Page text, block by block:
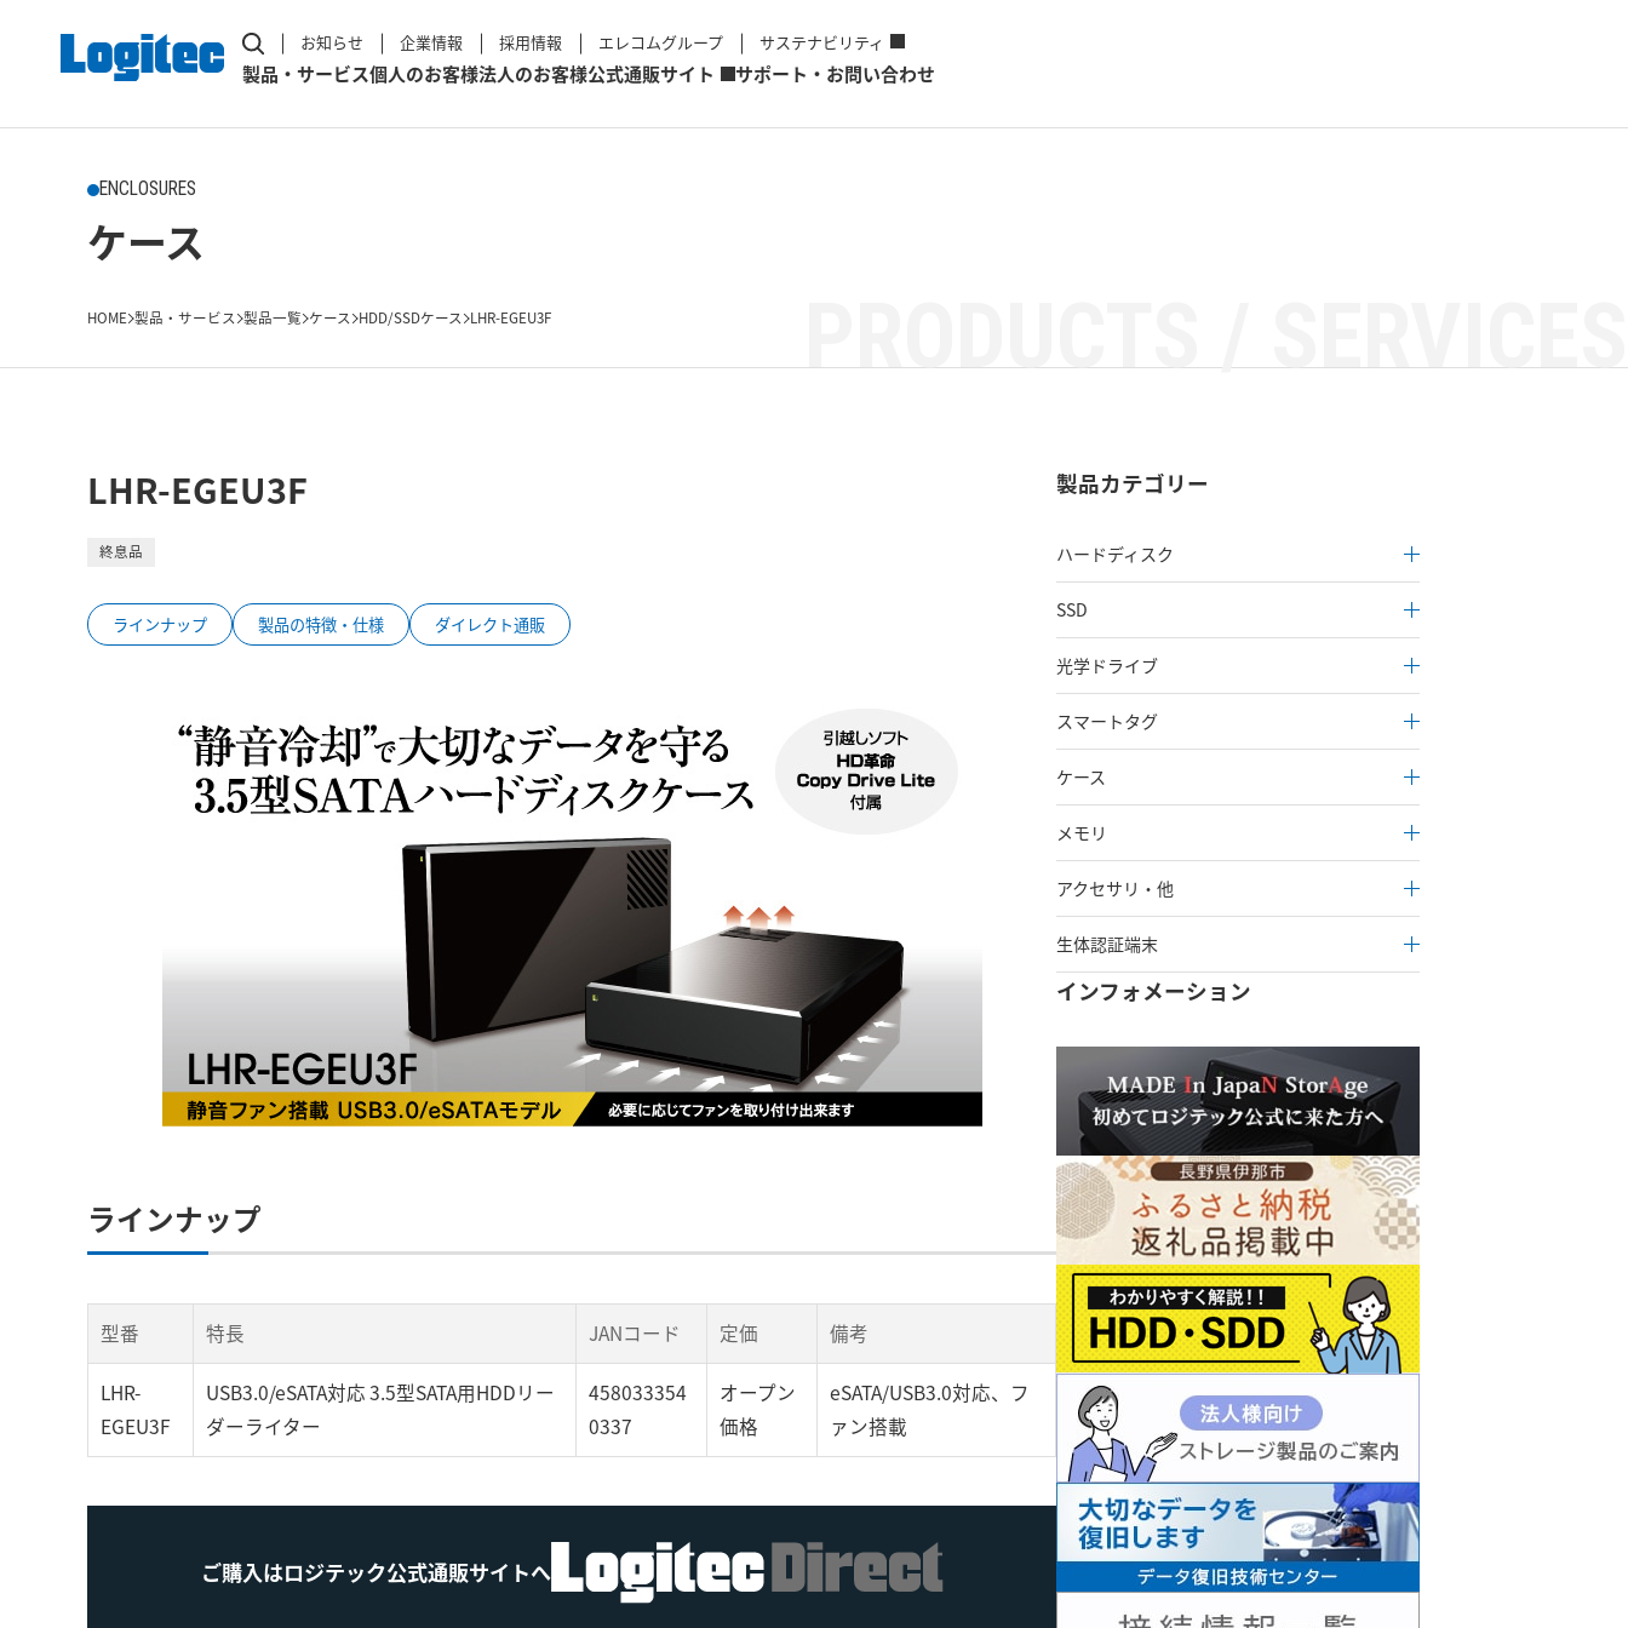
お知らせ 企業情報 採用情報 エレコムグループ サステナビリティ
製品・サービス個人のお客様法人のお客様公式通販サイト サポート・お問い合わせ
ENCLOSURES
ケース
HOME 製品・サービス 製品一覧 ケース HDD/SSDケース LHR-EGEU3F
LHR-EGEU3F
終息品
ラインナップ 製品の特徴・仕様 ダイレクト通販
ラインナップ
型番 特長 JANコード 定価 備考
LHR-
EGEU3F
USB3.0/eSATA対応 3.5型SATA用HDDリー
ダーライター
458033354
0337
オープン
価格
eSATA/USB3.0対応、フ
ァン搭載
ご購入はロジテック公式通販サイトへ
製品カテゴリー
ハードディスク
SSD
光学ドライブ
スマートタグ
ケース
メモリ
アクセサリ・他
生体認証端末
インフォメーション